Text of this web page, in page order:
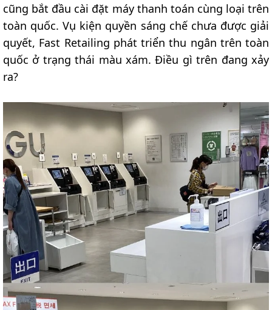
cũng bắt đầu cài đặt máy thanh toán cùng loại trên
toàn quốc. Vụ kiện quyền sáng chế chưa được giải
quyết, Fast Retailing phát triển thu ngân trên toàn
quốc ở trạng thái màu xám. Điều gì trên đang xảy
ra?